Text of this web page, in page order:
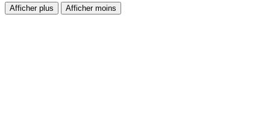
Afficher plus Afficher moins